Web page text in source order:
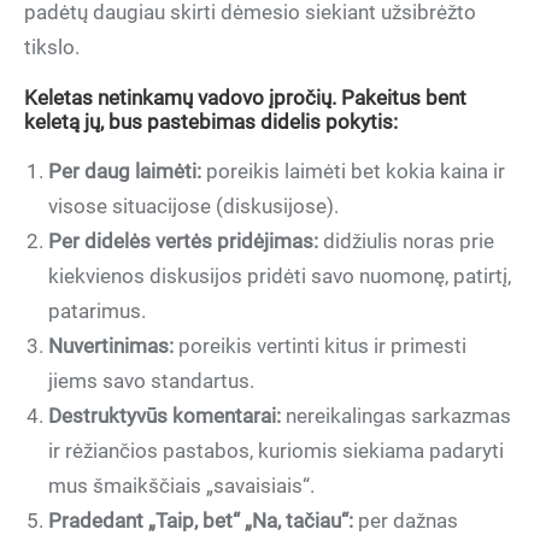
padėtų daugiau skirti dėmesio siekiant užsibrėžto
tikslo.
Keletas netinkamų vadovo įpročių. Pakeitus bent
keletą jų, bus pastebimas didelis pokytis:
Per daug laimėti: poreikis laimėti bet kokia kaina ir
visose situacijose (diskusijose).
Per didelės vertės pridėjimas: didžiulis noras prie
kiekvienos diskusijos pridėti savo nuomonę, patirtį,
patarimus.
Nuvertinimas: poreikis vertinti kitus ir primesti
jiems savo standartus.
Destruktyvūs komentarai: nereikalingas sarkazmas
ir rėžiančios pastabos, kuriomis siekiama padaryti
mus šmaikščiais „savaisiais“.
Pradedant „Taip, bet“ „Na, tačiau“: per dažnas